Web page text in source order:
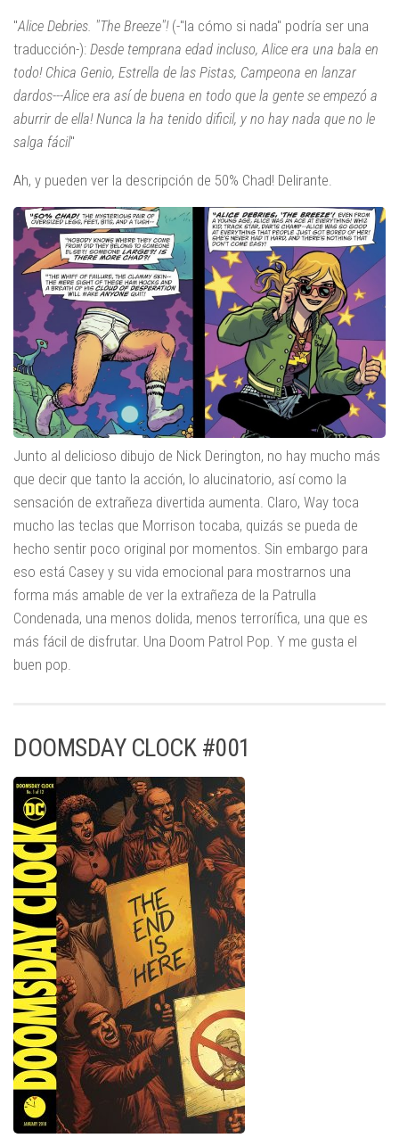
"Alice Debries. "The Breeze"!(-"la cómo si nada" podría ser una
traducción-): Desde temprana edad incluso, Alice era una bala en
todo! Chica Genio, Estrella de las Pistas, Campeona en lanzar
dardos---Alice era así de buena en todo que la gente se empezó a
aburrir de ella! Nunca la ha tenido dificil, y no hay nada que no le
salga fácil"
Ah, y pueden ver la descripción de 50% Chad! Delirante.
Junto al delicioso dibujo de Nick Derington, no hay mucho más
que decir que tanto la acción, lo alucinatorio, así como la
sensación de extrañeza divertida aumenta. Claro, Way toca
mucho las teclas que Morrison tocaba, quizás se pueda de
hecho sentir poco original por momentos. Sin embargo para
eso está Casey y su vida emocional para mostrarnos una
forma más amable de ver la extrañeza de la Patrulla
Condenada, una menos dolida, menos terrorífica, una que es
más fácil de disfrutar. Una Doom Patrol Pop. Y me gusta el
buen pop.
DOOMSDAY CLOCK #001